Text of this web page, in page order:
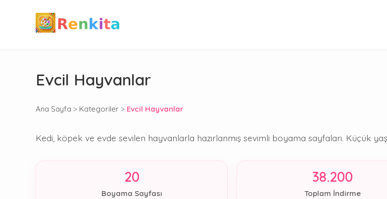
Evcil Hayvanlar
Ana Sayfa > Kategoriler > Evcil Hayvanlar
Kedi, köpek ve evde sevilen hayvanlarla hazırlanmış sevimli boyama sayfaları. Küçük
20
Boyama Sayfası
38.200
Toplam İndirme